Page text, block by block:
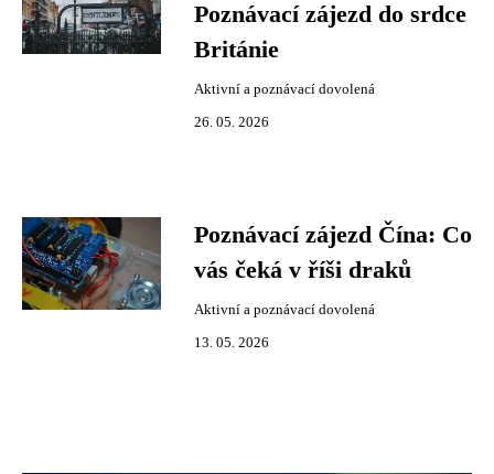
Poznávací zájezd do srdce
Británie
Aktivní a poznávací dovolená
26. 05. 2026
Poznávací zájezd Čína: Co
vás čeká v říši draků
Aktivní a poznávací dovolená
13. 05. 2026